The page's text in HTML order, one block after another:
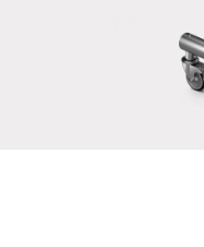
Click to start verification